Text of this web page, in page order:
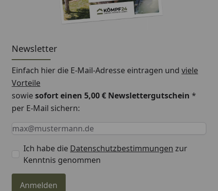
Newsletter
Einfach hier die E-Mail-Adresse eintragen und viele
Vorteile
sowiesofort einen 5,00 € Newslettergutschein *
per E-Mail sichern:
Keine Eingabe erforderlich
Eingabe erforderlich
E-Mail *
Ich habe die Datenschutzbestimmungen zur
Kenntnis genommen
Anmelden